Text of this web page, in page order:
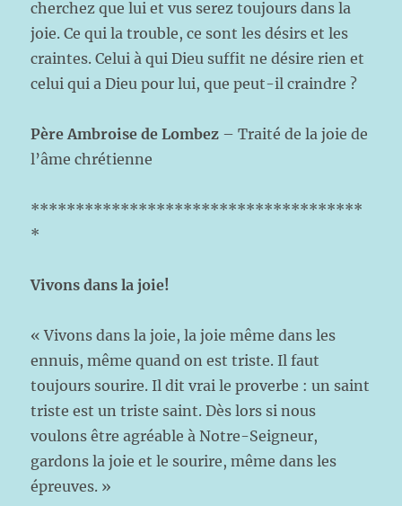
cherchez que lui et vus serez toujours dans la
joie. Ce qui la trouble, ce sont les désirs et les
craintes. Celui à qui Dieu suffit ne désire rien et
celui qui a Dieu pour lui, que peut-il craindre ?
Père Ambroise de Lombez – Traité de la joie de
l’âme chrétienne
*************************************
*
Vivons dans la joie!
« Vivons dans la joie, la joie même dans les
ennuis, même quand on est triste. Il faut
toujours sourire. Il dit vrai le proverbe : un saint
triste est un triste saint. Dès lors si nous
voulons être agréable à Notre-Seigneur,
gardons la joie et le sourire, même dans les
épreuves. »